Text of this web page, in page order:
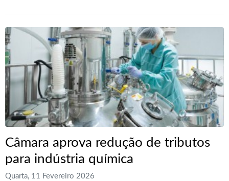
Câmara aprova redução de tributos
para indústria química
Quarta, 11 Fevereiro 2026